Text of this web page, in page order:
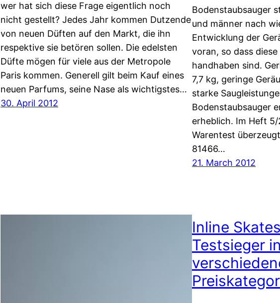
wer hat sich diese Frage eigentlich noch
nicht gestellt? Jedes Jahr kommen Dutzende
von neuen Düften auf den Markt, die ihn
respektive sie betören sollen. Die edelsten
Düfte mögen für viele aus der Metropole
Paris kommen. Generell gilt beim Kauf eines
neuen Parfums, seine Nase als wichtigstes…
30. April 2012
Bodenstaubsauger
und männer nach
Entwicklung der
voran, so dass
handhaben sind.
7,7 kg, geringe
starke
Bodenstaubsauger
erheblich. Im Heft
Warentest
81466…
21. March 2012
Inline
Testsieger in